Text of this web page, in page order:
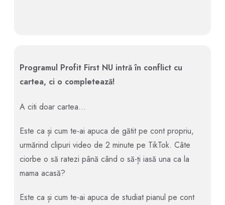
Programul Profit First NU intră în conflict cu
cartea, ci o completează!
A citi doar cartea…
Este ca și cum te-ai apuca de gătit pe cont propriu,
urmărind clipuri video de 2 minute pe TikTok. Câte
ciorbe o să ratezi până când o să-ți iasă una ca la
mama acasă?
Este ca și cum te-ai apuca de studiat pianul pe cont